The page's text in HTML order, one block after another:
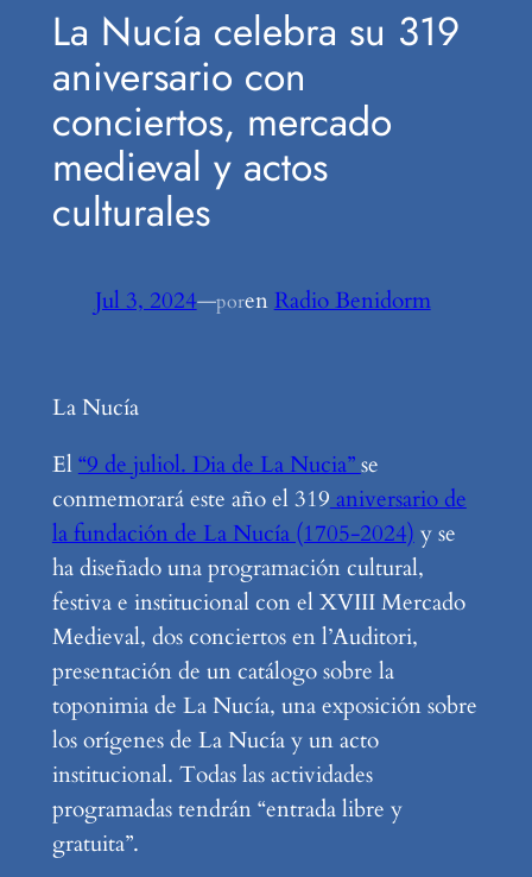
La Nucía celebra su 319
aniversario con
conciertos, mercado
medieval y actos
culturales
Jul 3, 2024—porenRadio Benidorm
La Nucía
El“9 de juliol. Dia de La Nucia”se
conmemorará este año el 319aniversario de
la fundación de La Nucía (1705-2024)y se
ha diseñado una programación cultural,
festiva e institucional con el XVIII Mercado
Medieval, dos conciertos en l’Auditori,
presentación de un catálogo sobre la
toponimia de La Nucía, una exposición sobre
los orígenes de La Nucía y un acto
institucional. Todas las actividades
programadas tendrán “entrada libre y
gratuita”.